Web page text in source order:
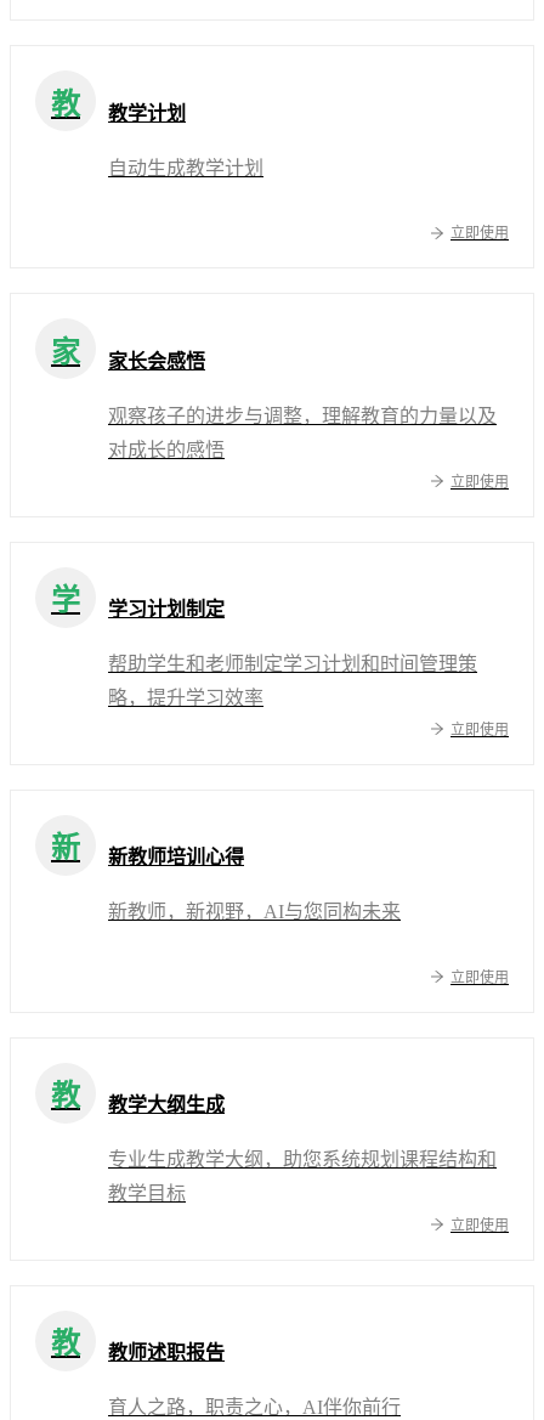
教 教学计划
自动生成教学计划
立即使用
家 家长会感悟
观察孩子的进步与调整，理解教育的力量以及
对成长的感悟
立即使用
学 学习计划制定
帮助学生和老师制定学习计划和时间管理策
略，提升学习效率
立即使用
新 新教师培训心得
新教师，新视野，AI与您同构未来
立即使用
教 教学大纲生成
专业生成教学大纲，助您系统规划课程结构和
教学目标
立即使用
教 教师述职报告
育人之路，职责之心，AI伴你前行